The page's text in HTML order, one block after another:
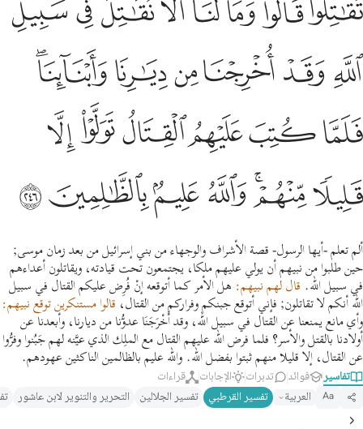
ﱟﱠﱡﱢﱣﱤﱥﱦﱧ
ﱨﱩ ﱪﱫﱬﱭﱮ
ﱯﱰﱱﱲﱳﱴ
ﱵﱶﱷﱸ ﱹﱺﱻ
ألم تعلم -أيها الرسول- قصة الأشراف والوجهاء من بني إسرائيل من بعد زمان موسى;
حين طلبوا من نبيهم أن يولي عليهم ملكا، يجتمعون تحت قيادته، ويقاتلون أعداءهم
في سبيل الله. قال لهم نبيهم: هل الأمر كما أتوقعه إنْ فُرِض عليكم القتال في سبيل
الله أنكم لا تقاتلون; فإني أتوقع جبنكم وفراركم من القتال، قالوا مستنكرين توقع نبيهم:
وأي مانع يمنعنا عن القتال في سبيل الله، وقد أَخْرَجَنَا عدوُّنا من ديارنا، وأبعدنا عن
أولادنا بالقتل والأسر؟ فلما فرض الله عليهم القتال مع الملِك الذي عيَّنه لهم جَبُنوا وفرُّوا
عن القتال، إلا قليلا منهم ثبتوا بفضل الله. والله عليم بالظالمين الناكثين عهودهم.
تفاسير فوائد تدبرات الإجابات قراءات
Aa العربية تفسير القرطبي‎ تفسير الجلالين التحرير والتنوير لابن عاشور